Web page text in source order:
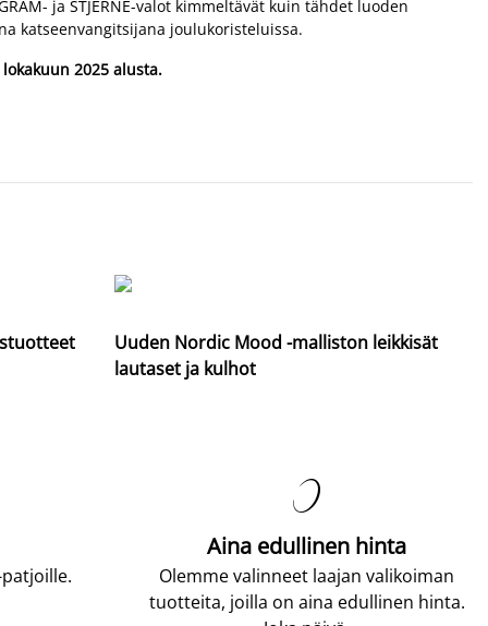
ja STJERNE-valot kimmeltävät kuin tähdet luoden
katseenvangitsijana joulukoristeluissa.
2025 alusta.
Uuden Nordic Mood -malliston leikkisät
lautaset ja kulhot

Aina edullinen hinta
Olemme valinneet laajan valikoiman
tuotteita, joilla on aina edullinen hinta.